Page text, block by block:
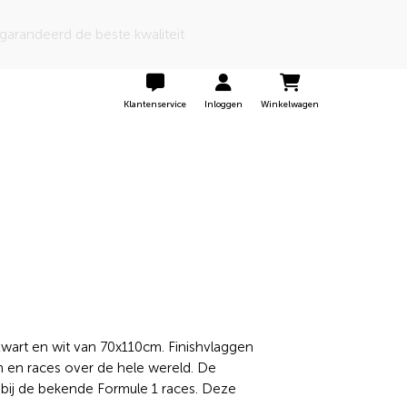
een 9 door onze klanten
Klantenservice Inloggen Winkelwagen
en wit van 70x110cm. Finishvlaggen
en races over de hele wereld. De
de bekende Formule 1 races. Deze